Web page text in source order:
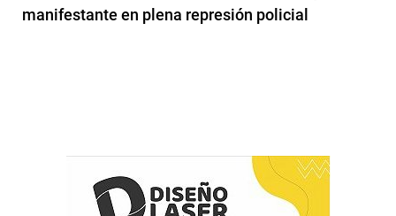
manifestante en plena represión policial